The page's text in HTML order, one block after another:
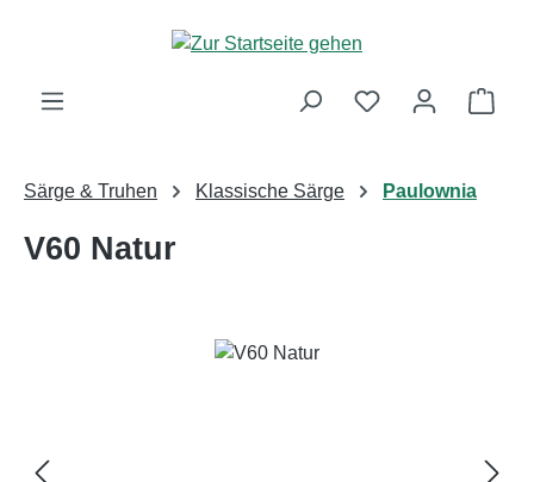
Zum Hauptinhalt springen
Särge & Truhen Klassische Särge Paulownia
V60 Natur
Bildergalerie überspringen